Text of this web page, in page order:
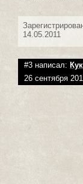
14.05.2011
#3 написал:
26 сентября